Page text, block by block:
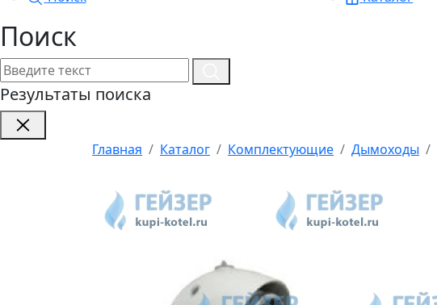
Поиск
Результаты поиска
Главная Каталог Комплектующие Дымоходы